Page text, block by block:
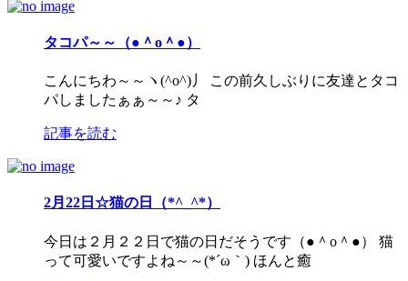
タコパ～～（●＾o＾●）
こんにちわ～～ヽ(^o^)丿 この前久しぶりに友達とタコ
パしましたぁぁ～～♪ タ
記事を読む
2月22日☆猫の日（*^_^*）
今日は２月２２日で猫の日だそうです（●＾o＾●） 猫
って可愛いですよね～～(*´ω｀) ほんと癒